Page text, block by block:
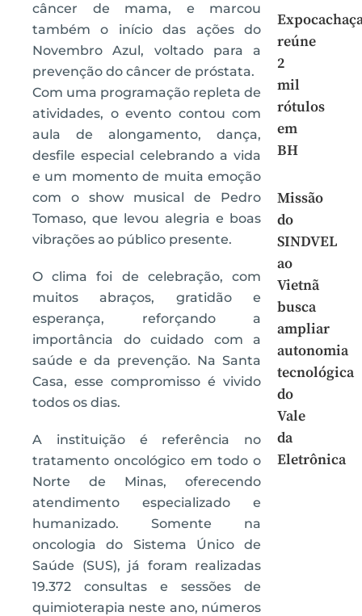
câncer de mama, e marcou
também o início das ações do
Novembro Azul, voltado para a
prevenção do câncer de próstata.
Com uma programação repleta de
atividades, o evento contou com
aula de alongamento, dança,
desfile especial celebrando a vida
e um momento de muita emoção
com o show musical de Pedro
Tomaso, que levou alegria e boas
vibrações ao público presente.
O clima foi de celebração, com
muitos abraços, gratidão e
esperança, reforçando a
importância do cuidado com a
saúde e da prevenção. Na Santa
Casa, esse compromisso é vivido
todos os dias.
A instituição é referência no
tratamento oncológico em todo o
Norte de Minas, oferecendo
atendimento especializado e
humanizado. Somente na
oncologia do Sistema Único de
Saúde (SUS), já foram realizadas
19.372 consultas e sessões de
quimioterapia neste ano, números
reúne
2
mil
rótulos
em
BH
Missão
do
SINDVEL
ao
Vietnã
busca
ampliar
autonomia
tecnológica
do
Vale
da
Eletrônica